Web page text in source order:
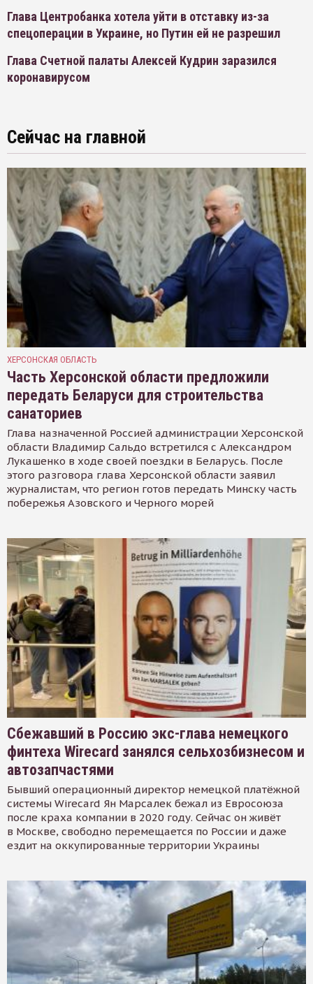
Глава Центробанка хотела уйти в отставку из-за
спецоперации в Украине, но Путин ей не разрешил
Глава Счетной палаты Алексей Кудрин заразился
коронавирусом
Сейчас на главной
ХЕРСОНСКАЯ ОБЛАСТЬ
Часть Херсонской области предложили
передать Беларуси для строительства
санаториев
Глава назначенной Россией администрации Херсонской
области Владимир Сальдо встретился с Александром
Лукашенко в ходе своей поездки в Беларусь. После
этого разговора глава Херсонской области заявил
журналистам, что регион готов передать Минску часть
побережья Азовского и Черного морей
Сбежавший в Россию экс-глава немецкого
финтеха Wirecard занялся сельхозбизнесом и
автозапчастями
Бывший операционный директор немецкой платёжной
системы Wirecard Ян Марсалек бежал из Евросоюза
после краха компании в 2020 году. Сейчас он живёт
в Москве, свободно перемещается по России и даже
ездит на оккупированные территории Украины